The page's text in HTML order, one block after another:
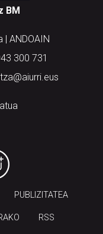
BM
| ANDOAIN
300 731
PUBLIZITATEA
RSS